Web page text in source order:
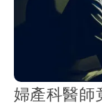
婦產科醫